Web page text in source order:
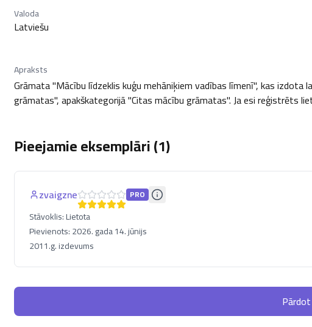
Valoda
Latviešu
Apraksts
Grāmata "Mācību līdzeklis kuģu mehāniķiem vadības līmenī", kas
grāmatas", apakškategorijā "Citas mācību grāmatas". Ja esi reģistrēts
Pieejamie eksemplāri (1)
zvaigzne PRO
Stāvoklis:Lietota
Pievienots:2026. gada 14. jūnijs
2011.g. izdevums